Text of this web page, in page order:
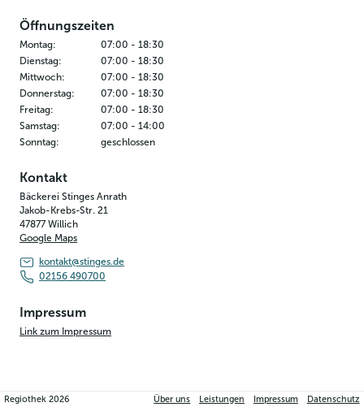
Öffnungszeiten
Montag: 07:00 - 18:30
Dienstag: 07:00 - 18:30
Mittwoch: 07:00 - 18:30
Donnerstag: 07:00 - 18:30
Freitag: 07:00 - 18:30
Samstag: 07:00 - 14:00
Sonntag: geschlossen
Kontakt
Bäckerei Stinges Anrath
Jakob-Krebs-Str. 21
47877 Willich
Google Maps
kontakt@stinges.de
02156 490700
Impressum
Link zum Impressum
Regiothek2026 Über uns Leistungen Impressum Datenschutz